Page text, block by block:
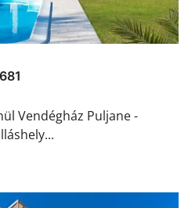
Vendégház Puljane -